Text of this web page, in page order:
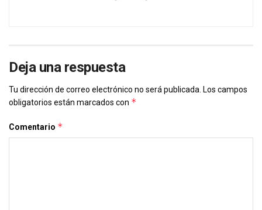
Deja una respuesta
Tu dirección de correo electrónico no será publicada. Los campos
obligatorios están marcados con *
Comentario *